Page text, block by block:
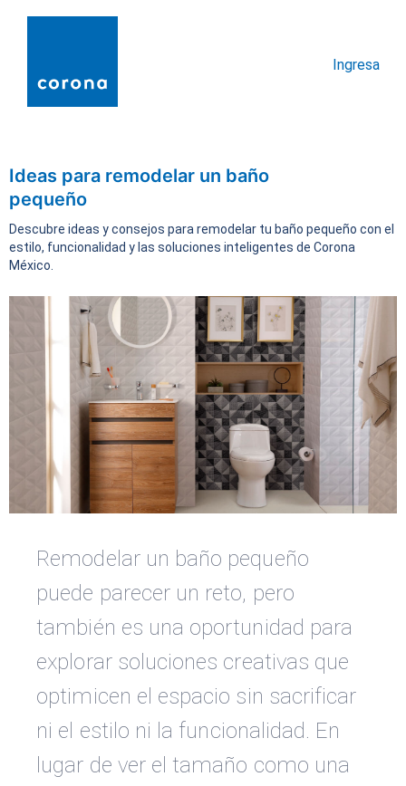
Ingresa
Ideas para remodelar un baño
pequeño
Descubre ideas y consejos para remodelar tu baño pequeño con el
estilo, funcionalidad y las soluciones inteligentes de Corona
México.
Remodelar un baño pequeño
puede parecer un reto, pero
también es una oportunidad para
explorar soluciones creativas que
optimicen el espacio sin sacrificar
ni el estilo ni la funcionalidad. En
lugar de ver el tamaño como una